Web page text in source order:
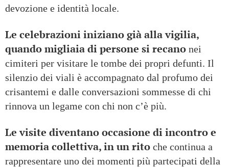
devozione e identità locale.
Le celebrazioni iniziano già alla vigilia,
quando migliaia di persone si recano nei
cimiteri per visitare le tombe dei propri defunti. Il
silenzio dei viali è accompagnato dal profumo dei
crisantemi e dalle conversazioni sommesse di chi
rinnova un legame con chi non c’è più.
Le visite diventano occasione di incontro e
memoria collettiva, in un rito che continua a
rappresentare uno dei momenti più partecipati della